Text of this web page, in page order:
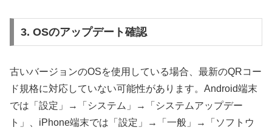
3. OSのアップデート確認
古いバージョンのOSを使用している場合、最新のQRコー
ド規格に対応していない可能性があります。Android端末
では「設定」→「システム」→「システムアップデー
ト」、iPhone端末では「設定」→「一般」→「ソフトウ